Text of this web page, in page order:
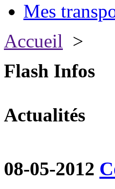
Mes
Accueil >
Flash Infos
Actualités
08-05-2012